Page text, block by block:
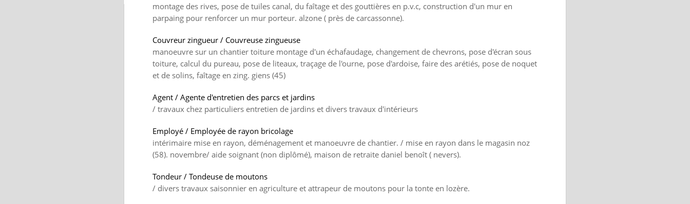
montage des rives, pose de tuiles canal, du faîtage et des gouttières en p.v.c, construction d'un mur en
parpaing pour renforcer un mur porteur. alzone ( près de carcassonne).
Couvreur zingueur / Couvreuse zingueuse
manoeuvre sur un chantier toiture montage d'un échafaudage, changement de chevrons, pose d'écran sous
toiture, calcul du pureau, pose de liteaux, traçage de l'ourne, pose d'ardoise, faire des arétiés, pose de noquet
et de solins, faîtage en zing. giens (45)
Agent / Agente d'entretien des parcs et jardins
/ travaux chez particuliers entretien de jardins et divers travaux d'intérieurs
Employé / Employée de rayon bricolage
intérimaire mise en rayon, déménagement et manoeuvre de chantier. / mise en rayon dans le magasin noz
(58). novembre/ aide soignant (non diplômé), maison de retraite daniel benoît ( nevers).
Tondeur / Tondeuse de moutons
/ divers travaux saisonnier en agriculture et attrapeur de moutons pour la tonte en lozère.